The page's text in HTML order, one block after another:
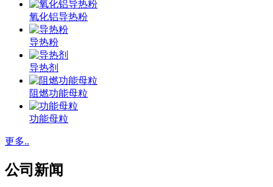
氧化铝导热粉
导热粉
导热剂
阻燃功能母粒
功能母粒
更多..
公司新闻